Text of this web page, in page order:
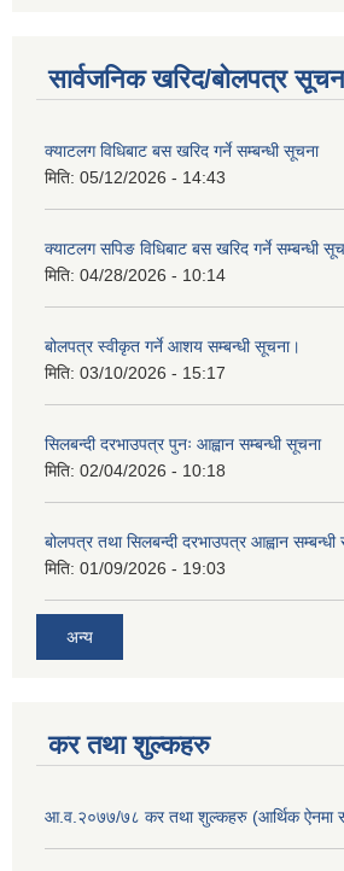
सार्वजनिक खरिद/बोलपत्र
क्याटलग विधिबाट बस खरिद गर्ने सम्बन्धी सूचना
मिति: 05/12/2026 - 14:43
क्याटलग सपिङ विधिबाट बस खरिद गर्ने सम्बन्धी
मिति: 04/28/2026 - 10:14
बोलपत्र स्वीकृत गर्ने आशय सम्बन्धी सूचना।
मिति: 03/10/2026 - 15:17
सिलबन्दी दरभाउपत्र पुनः आह्वान सम्बन्धी सूचना
मिति: 02/04/2026 - 10:18
बोलपत्र तथा सिलबन्दी दरभाउपत्र आह्वान
मिति: 01/09/2026 - 19:03
अन्य
कर तथा शुल्कहरु
आ.व.२०७७/७८ कर तथा शुल्कहरु (आर्थिक ऐनमा